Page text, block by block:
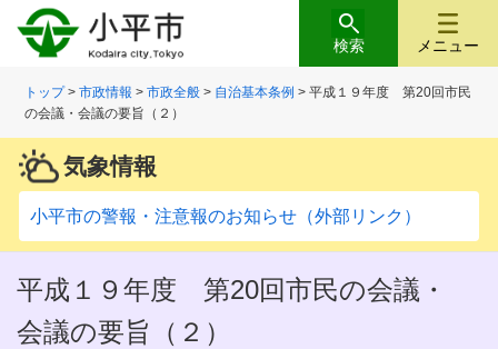
メニュー
検索
トップ>市政情報 >市政全般 > 自治基本条例 > 平成１９年度 第20回市民
の会議・会議の要旨（２）
気象情報
小平市の警報・注意報のお知らせ（外部リンク）
平成１９年度 第20回市民の会議・
会議の要旨（２）